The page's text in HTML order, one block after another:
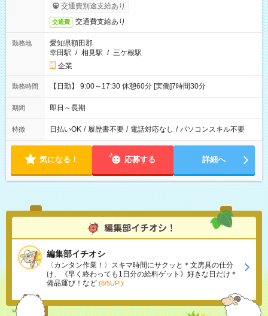
交通費別途支給あり
交通費 交通費支給あり
勤務地
愛知県額田郡
幸田駅 / 相見駅 / 三ケ根駅
企業
勤務時間 【日勤】 9:00～17:30 休憩60分 [実働]7時間30分
期間 即日～長期
特徴 日払いOK / 履歴書不要 / 電話対応なし / パソコンスキル不要
気になる！ 応募する 詳細へ
編集部イチオシ
〈カンタン作業！〉スキマ時間にサクッと＊文房具の仕分
け、《早く終わっても1日分の給料ゲット》好きな日だけ＊
備品運び！など (8/5UP!)